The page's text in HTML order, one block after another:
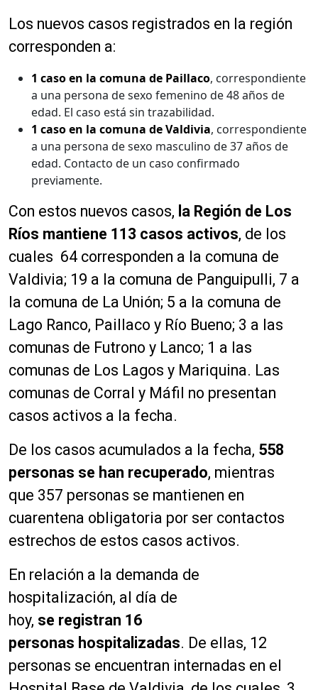
Los nuevos casos registrados en la región
corresponden a:
1 caso en la comuna de Paillaco, correspondiente
a una persona de sexo femenino de 48 años de
edad. El caso está sin trazabilidad.
1 caso en la comuna de Valdivia, correspondiente
a una persona de sexo masculino de 37 años de
edad. Contacto de un caso confirmado
previamente.
Con estos nuevos casos, la Región de Los
Ríos mantiene 113 casos activos, de los
cuales 64 corresponden a la comuna de
Valdivia; 19 a la comuna de Panguipulli, 7 a
la comuna de La Unión; 5 a la comuna de
Lago Ranco, Paillaco y Río Bueno; 3 a las
comunas de Futrono y Lanco; 1 a las
comunas de Los Lagos y Mariquina. Las
comunas de Corral y Máfil no presentan
casos activos a la fecha.
De los casos acumulados a la fecha, 558
personas se han recuperado, mientras
que 357 personas se mantienen en
cuarentena obligatoria por ser contactos
estrechos de estos casos activos.
En relación a la demanda de
hospitalización, al día de
hoy, se registran 16
personas hospitalizadas. De ellas, 12
personas se encuentran internadas en el